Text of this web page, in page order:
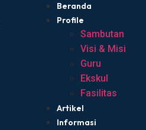
Beranda
Profile
Sambutan
Visi & Misi
Guru
Ekskul
Fasilitas
Artikel
Informasi